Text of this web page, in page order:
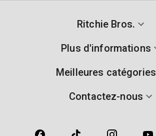
Ritchie Bros.
Plus d'informations
Meilleures catégories
Contactez-nous